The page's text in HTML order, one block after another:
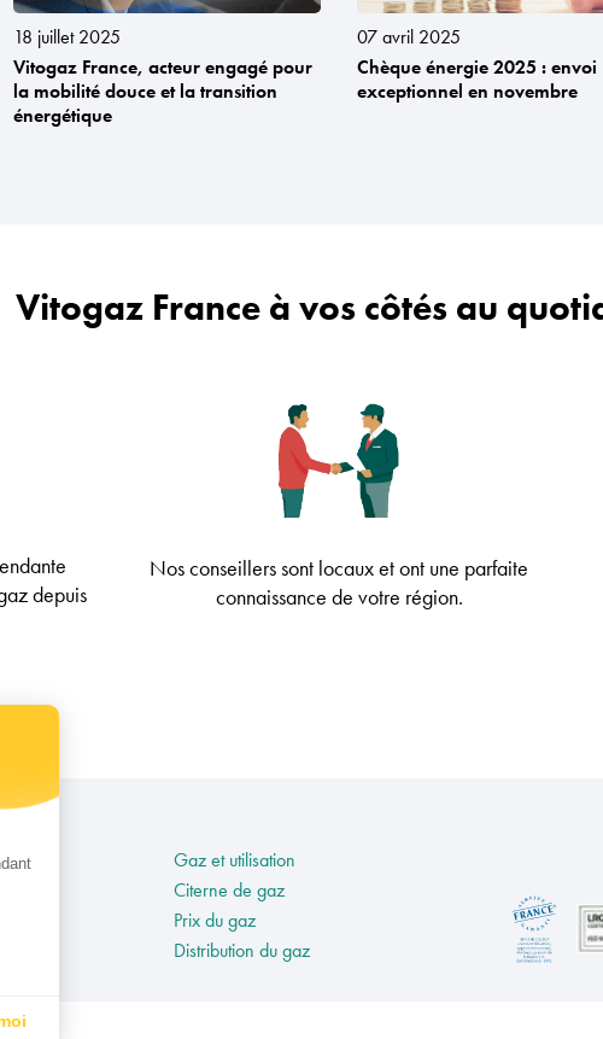
18 juillet 2025
Vitogaz France, acteur engagé pour
la mobilité douce et la transition
énergétique
07 avril 2025
Chèque énergie 2025 : envoi
exceptionnel en novembre
Vitogaz France à vos côtés au
depuis
Nos conseillers sont locaux et ont une parfaite
connaissance de votre région.
Gaz et utilisation
Citerne de gaz
Prix du gaz
Distribution du gaz